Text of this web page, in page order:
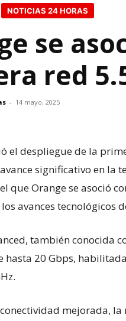
NOTICIAS 24 HORAS
se
red
- 14 mayo, 2025
el despliegue de la
significativo en la
que Orange se asoció
avances tecnológicos
también conocida
hasta 20 Gbps,
mejorada,